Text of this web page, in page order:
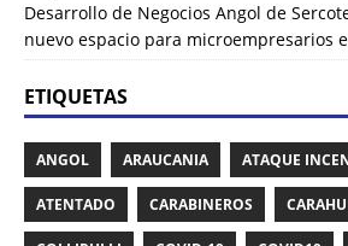
Desarrollo de Negocios Angol de
nuevo espacio para microempresarios
ETIQUETAS
ANGOL ARAUCANIA ATAQUE
ATENTADO CARABINEROS